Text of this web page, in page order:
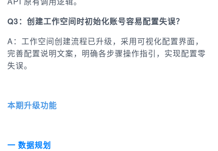
Q3：创建工作空间时初始化账号容易配置失误？
A：工作空间创建流程已升级，采用可视化配置界面，
完善配置说明文案，明确各步骤操作指引，实现配置零
失误。
本期升级功能
一 数据规划